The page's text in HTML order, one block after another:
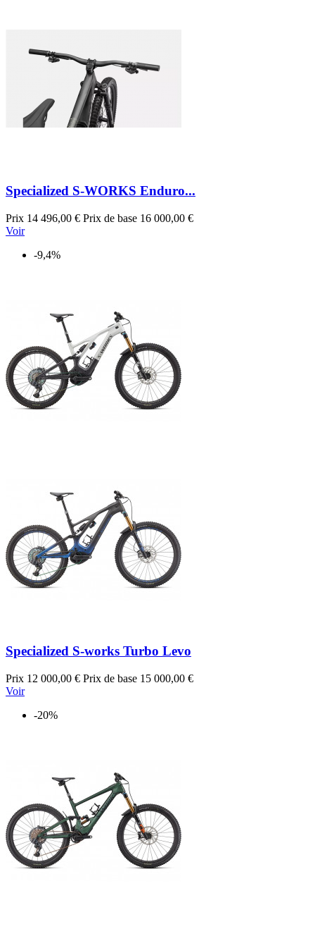
Specialized S-WORKS Enduro...
Prix 14 496,00 € Prix de base 16 000,00 €
Voir
-9,4%
Specialized S-works Turbo Levo
Prix 12 000,00 € Prix de base 15 000,00 €
Voir
-20%